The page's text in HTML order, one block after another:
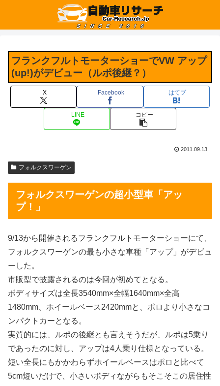
フランクフルトモーターショーでVW アップ
(up!)がデビュー（ルポ後継？）
X Facebook はてブ
LINE コピー
2011.09.13
フォルクスワーゲン
フォルクスワーゲンの超小型車「アッ
プ！」
9/13から開催されるフランクフルトモーターショーにて、
フォルクスワーゲンの最も小さな車種「アップ」がデビュ
ーした。
市販型で披露されるのは今回が初めてとなる。
ボディサイズは全長3540mm×全幅1640mm×全高
1480mm、ホイールベース2420mmと、ポロより小さなコ
ンパクトカーとなる。
実質的には、ルポの後継とも言えそうだが、ルポは5乗り
であったのに対し、アップは4人乗り仕様となっている。
短い全長にもかかわらずホイールベースはポロと比べて
5cm短いだけで、小さいボディながらもそこそこの居住性